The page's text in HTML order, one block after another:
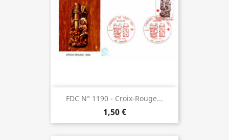
FDC N° 1190 - Croix-Rouge...
1,50 €